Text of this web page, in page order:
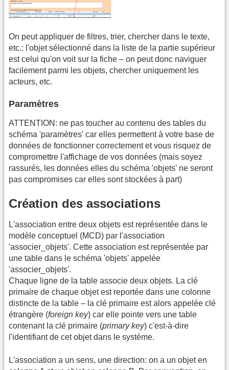
On peut appliquer de filtres, trier, chercher dans le texte,
etc.: l'objet sélectionné dans la liste de la partie supérieur
est celui qu'on voit sur la fiche – on peut donc naviguer
facilement parmi les objets, chercher uniquement les
acteurs, etc.
Paramètres
ATTENTION: ne pas toucher au contenu des tables du
schéma 'paramètres' car elles permettent à votre base de
données de fonctionner correctement et vous risquez de
compromettre l'affichage de vos données (mais soyez
rassurés, les données elles du schéma 'objets' ne seront
pas compromises car elles sont stockées à part)
Création des associations
L'association entre deux objets est représentée dans le
modèle conceptuel (MCD) par l'association
'associer_objets'. Cette association est représentée par
une table dans le schéma 'objets' appelée
'associer_objets'.
Chaque ligne de la table associe deux objets. La clé
primaire de chaque objet est reportée dans une colonne
distincte de la table – la clé primaire est alors appelée clé
étrangère (foreign key) car elle pointe vers une table
contenant la clé primaire (primary key) c'est-à-dire
l'identifiant de cet objet dans le système.
L'association a un sens, une direction: on a un objet en